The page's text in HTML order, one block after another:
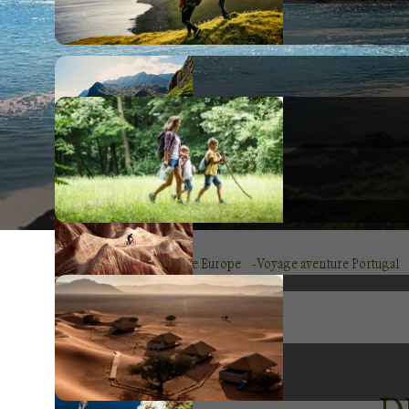
Voyage Europe Voyage aventure Portugal